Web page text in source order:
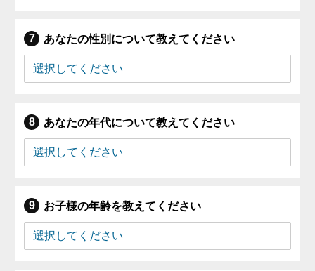
あなたの性別について教えてください
あなたの年代について教えてください
お子様の年齢を教えてください